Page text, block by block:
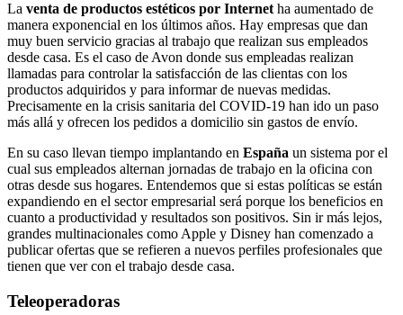
La venta de productos estéticos por Internet ha aumentado de
manera exponencial en los últimos años. Hay empresas que dan
muy buen servicio gracias al trabajo que realizan sus empleados
desde casa. Es el caso de Avon donde sus empleadas realizan
llamadas para controlar la satisfacción de las clientas con los
productos adquiridos y para informar de nuevas medidas.
Precisamente en la crisis sanitaria del COVID-19 han ido un paso
más allá y ofrecen los pedidos a domicilio sin gastos de envío.
En su caso llevan tiempo implantando en España un sistema por el
cual sus empleados alternan jornadas de trabajo en la oficina con
otras desde sus hogares. Entendemos que si estas políticas se están
expandiendo en el sector empresarial será porque los beneficios en
cuanto a productividad y resultados son positivos. Sin ir más lejos,
grandes multinacionales como Apple y Disney han comenzado a
publicar ofertas que se refieren a nuevos perfiles profesionales que
tienen que ver con el trabajo desde casa.
Teleoperadoras